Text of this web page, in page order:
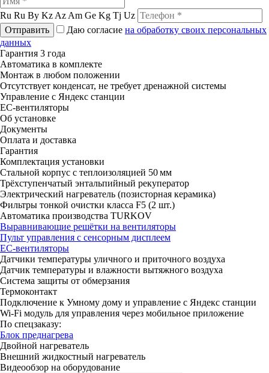
Ru Ru By Kz Az Am Ge Kg Tj Uz
Отправить
Даю согласие на обработку своих персональных
данных
Гарантия 3 года
Автоматика в комплекте
Монтаж в любом положении
Отсутствует конденсат, не требует дренажной системы
Управление с Яндекс станции
ЕС-вентиляторы
Об установке
Документы
Оплата и доставка
Гарантия
Комплектация установки
Стальной корпус с теплоизоляцией 50 мм
Трёхступенчатый энтальпийный рекуператор
Электрический нагреватель (позисторная керамика)
Фильтры тонкой очистки класса F5 (2 шт.)
Автоматика производства TURKOV
Выравнивающие решётки на вентиляторы
Пульт управления с сенсорным дисплеем
ЕС-вентиляторы
Датчики температуры уличного и приточного воздуха
Датчик температуры и влажности вытяжного воздуха
Система защиты от обмерзания
Термоконтакт
Подключение к Умному дому и управление с Яндекс станции
Wi-Fi модуль для управления через мобильное приложение
По спецзаказу:
Блок преднагрева
Двойной нагреватель
Внешний жидкостный нагреватель
Видеообзор на оборудование